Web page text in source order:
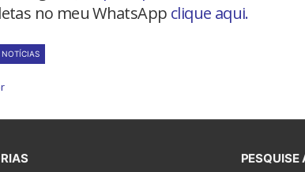
no meu WhatsApp clique aqui.
NOTÍCIAS
PESQUISE